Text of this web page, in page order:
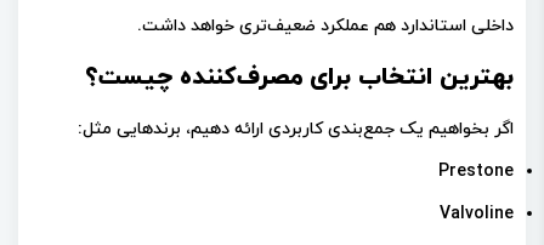
داخلی استاندارد هم عملکرد ضعیف‌تری خواهد داشت.
بهترین انتخاب برای مصرف‌کننده چیست؟
اگر بخواهیم یک جمع‌بندی کاربردی ارائه دهیم، برندهایی مثل:
Prestone
Valvoline